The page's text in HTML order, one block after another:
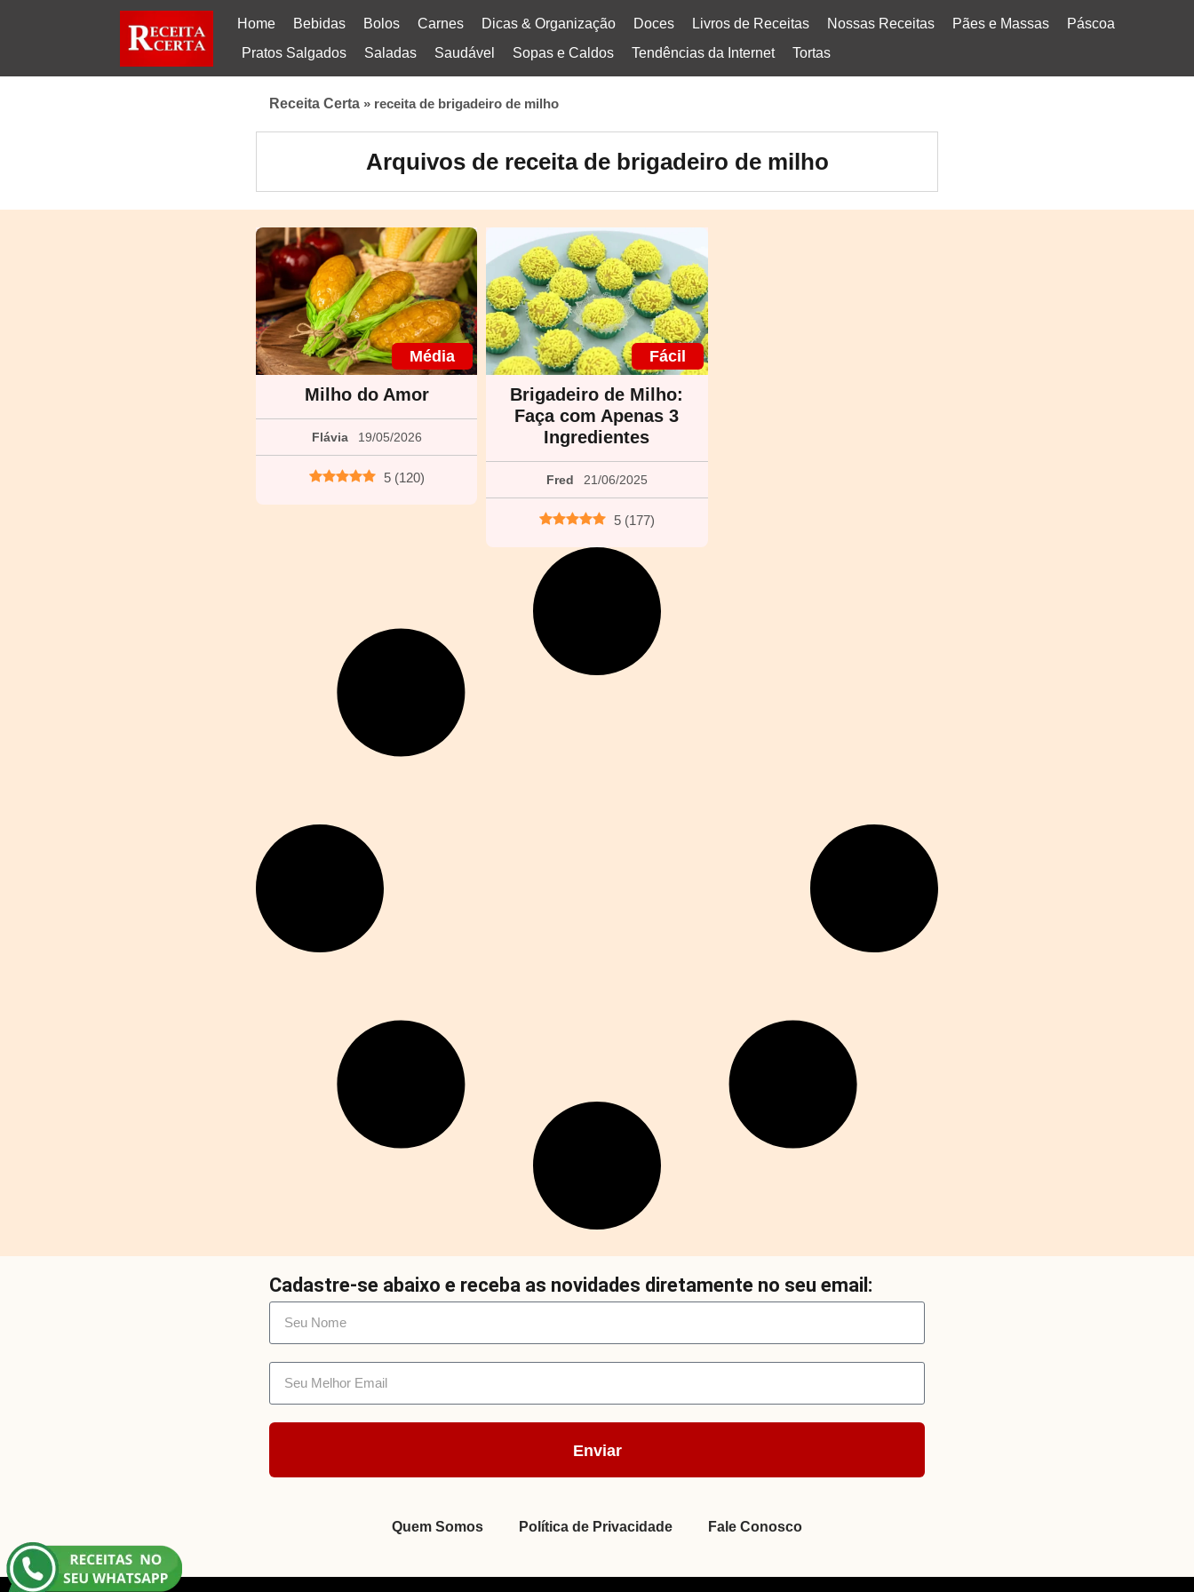
Home Bebidas Bolos Carnes Dicas & Organização Doces Livros de Receitas Nossas Receitas Pães e Massas
Páscoa
Pratos Salgados
Saladas Saudável Sopas e Caldos Tendências da Internet Tortas
Receita Certa » receita de brigadeiro de milho
Arquivos de receita de brigadeiro de milho
Média
Milho do Amor
Flávia 19/05/2026
5 (120)
Fácil
Brigadeiro de Milho:
Faça com Apenas 3
Ingredientes
Fred 21/06/2025
5 (177)
Cadastre-se abaixo e receba as novidades diretamente no seu email:
Enviar
Quem Somos Política de Privacidade Fale Conosco